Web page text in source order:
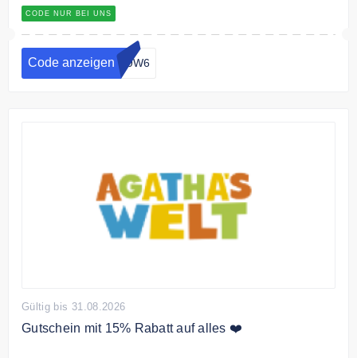
CODE NUR BEI UNS
Code anzeigen H9W6
Gültig bis 31.08.2026
Gutschein mit 15% Rabatt auf alles ❤️